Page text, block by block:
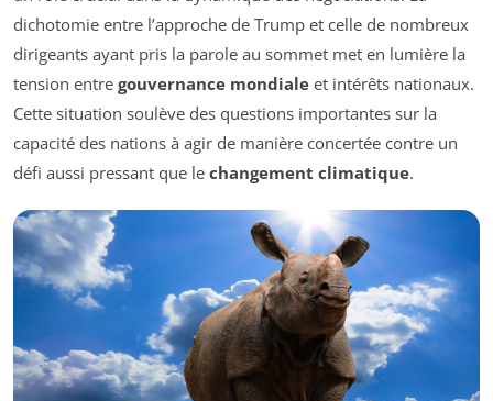
dichotomie entre l’approche de Trump et celle de nombreux
dirigeants ayant pris la parole au sommet met en lumière la
tension entre gouvernance mondiale et intérêts nationaux.
Cette situation soulève des questions importantes sur la
capacité des nations à agir de manière concertée contre un
défi aussi pressant que le changement climatique.